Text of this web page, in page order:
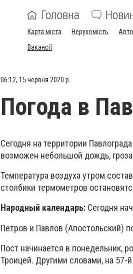
Головна
Карта міста Нерухомість
Вакансії
06:12, 15 червня 2020 р.
Погода в
Сегодня на территории
возможен небольшой дождь,
Температура воздуха утром
столбики термометров
Народный календарь: Сегодня
Петров и Павлов (Апостольский)
Пост начинается в понедельник,
Троицей. Другими словами, на 57-